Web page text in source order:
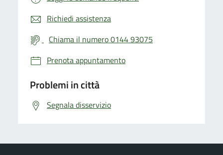
Richiedi assistenza
Chiama il numero 0144 93075
Prenota appuntamento
Problemi in città
Segnala disservizio